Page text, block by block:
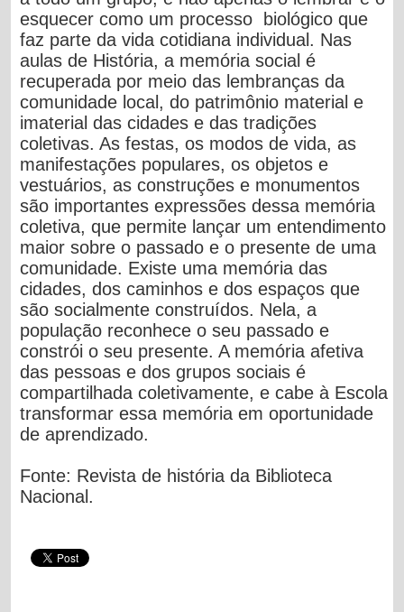
esquecer como um processo biológico que
faz parte da vida cotidiana individual. Nas
aulas de História, a memória social é
recuperada por meio das lembranças da
comunidade local, do patrimônio material e
imaterial das cidades e das tradições
coletivas. As festas, os modos de vida, as
manifestações populares, os objetos e
vestuários, as construções e monumentos
são importantes expressões dessa memória
coletiva, que permite lançar um entendimento
maior sobre o passado e o presente de uma
comunidade. Existe uma memória das
cidades, dos caminhos e dos espaços que
são socialmente construídos. Nela, a
população reconhece o seu passado e
constrói o seu presente. A memória afetiva
das pessoas e dos grupos sociais é
compartilhada coletivamente, e cabe à Escola
transformar essa memória em oportunidade
de aprendizado.
Fonte: Revista de história da Biblioteca
Nacional.